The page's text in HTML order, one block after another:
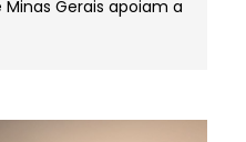
Gerais apoiam a